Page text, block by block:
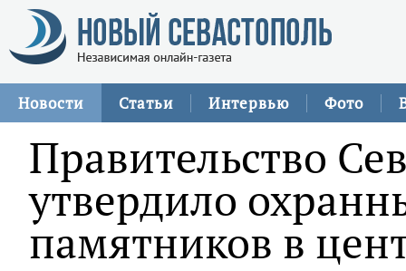
Новости Статьи Интервью Фото
Правительство
утвердило
памятников в